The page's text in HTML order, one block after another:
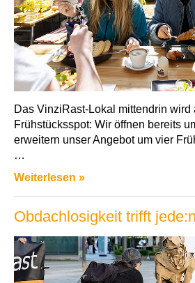
Das VinziRast-Lokal mittendrin wird
Frühstücksspot: Wir öffnen bereits
erweitern unser Angebot um vier
…
Weiterlesen »
Obdachlosigkeit trifft jede:n